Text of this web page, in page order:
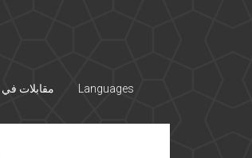
مقابلات في Languages